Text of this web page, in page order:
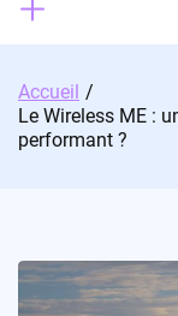
Accueil
Le Wireless ME :
performant ?